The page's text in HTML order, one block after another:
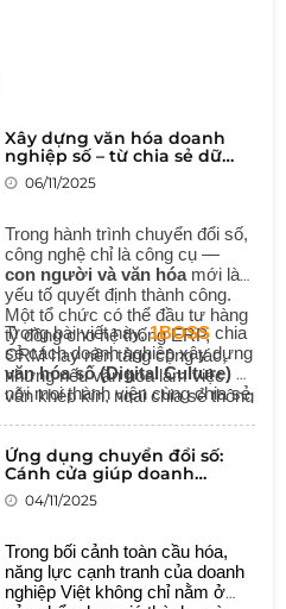
Xây dựng văn hóa doanh
nghiệp số – từ chia sẻ dữ
liệu đến cộng tác thông
minh
06/11/2025
Trong hành trình chuyển đổi số,
công nghệ chỉ là công cụ —
con người và văn hóamới là
yếu tố quyết định thành công.
Một tổ chức có thể đầu tư hàng
tỷ đồng cho hệ thống ERP,
CRM hay nền tảng cộng tác,
nhưng nếu văn hóa làm việc
vẫn khép kín, ngại chia sẻ thông
Trong bài viết này,1BOSS chia
sẻ cách doanh nghiệp xây dựng
văn hóa số (Digital Culture) –
nơi mọi thành viên cùng chia sẻ
Ứng dụng chuyển đổi số:
Cánh cửa giúp doanh
nghiệp Việt vươn ra thế giới
04/11/2025
Trong bối cảnh toàn cầu hóa,
năng lực cạnh tranh của doanh
nghiệp Việt không chỉ nằm ở